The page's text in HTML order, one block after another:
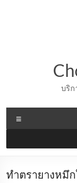
บริก
ทำตรายางหมึ